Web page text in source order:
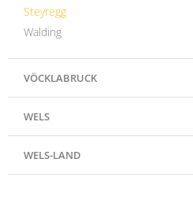
Steyregg
Walding
VÖCKLABRUCK
WELS
WELS-LAND